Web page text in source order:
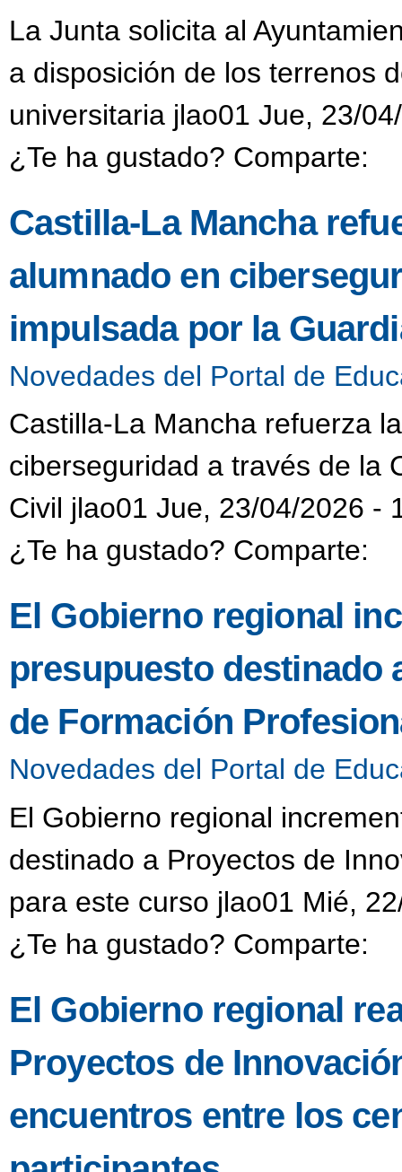
La Junta solicita al
a disposición de los terrenos
universitaria jlao01 Jue, 23/
¿Te ha gustado? Comparte:
Castilla-La Mancha
alumnado en
impulsada por la
Novedades del Portal de
Castilla-La Mancha refuerza
ciberseguridad a través de la
Civil jlao01 Jue, 23/04/2026 -
¿Te ha gustado? Comparte:
El Gobierno regional
presupuesto destinado
de Formación
Novedades del Portal de
El Gobierno regional
destinado a Proyectos de
para este curso jlao01 Mié,
¿Te ha gustado? Comparte:
El Gobierno regional
Proyectos de
encuentros entre los